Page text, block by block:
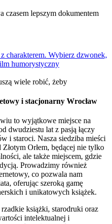
czasem lepszym dokumentem
charakterem. Wybierz dzwonek,
humorystyczny
wiele robić, żeby
i stacjonarny Wrocław
to wyjątkowe miejsce na
dwudziestu lat z pasją łączy
i staroci. Nasza siedziba mieści
Orłem, będącej nie tylko
ale także miejscem, gdzie
Prowadzimy również
co pozwala nam
oferując szeroką gamę
i unikatowych książek.
książki, starodruki oraz
intelektualnej i